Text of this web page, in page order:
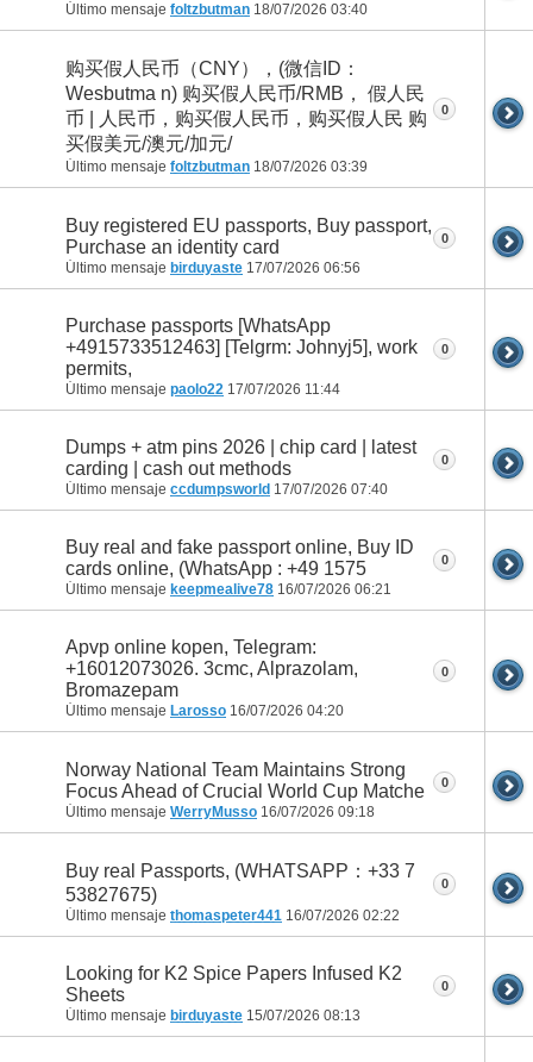
Último mensaje foltzbutman 18/07/2026 03:40
购买假人民币（CNY），(微信ID：
Wesbutma n) 购买假人民币/RMB， 假人民
币 | 人民币，购买假人民币，购买假人民 购
买假美元/澳元/加元/
Último mensaje foltzbutman 18/07/2026 03:39
0
Buy registered EU passports, Buy passport,
Purchase an identity card
Último mensaje birduyaste 17/07/2026 06:56
0
Purchase passports [WhatsApp
+4915733512463] [Telgrm: Johnyj5], work
permits,
Último mensaje paolo22 17/07/2026 11:44
0
Dumps + atm pins 2026 | chip card | latest
carding | cash out methods
Último mensaje ccdumpsworld 17/07/2026 07:40
0
Buy real and fake passport online, Buy ID
cards online, (WhatsApp : +49 1575
Último mensaje keepmealive78 16/07/2026 06:21
0
Apvp online kopen, Telegram:
+16012073026. 3cmc, Alprazolam,
Bromazepam
Último mensaje Larosso 16/07/2026 04:20
0
Norway National Team Maintains Strong
Focus Ahead of Crucial World Cup Matche
Último mensaje WerryMusso 16/07/2026 09:18
0
Buy real Passports, (WHATSAPP：+33 7
53827675)
Último mensaje thomaspeter441 16/07/2026 02:22
0
Looking for K2 Spice Papers Infused K2
Sheets
Último mensaje birduyaste 15/07/2026 08:13
0